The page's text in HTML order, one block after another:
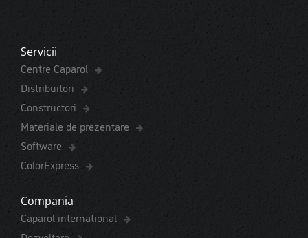
Servicii
Centre Caparol
Distribuitori
Constructori
Materiale de prezentare
Software
ColorExpress
Compania
Caparol international